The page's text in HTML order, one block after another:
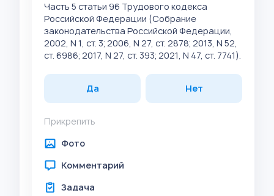
Часть 5 статьи 96 Трудового кодекса
Российской Федерации (Собрание
законодательства Российской Федерации,
2002, N 1, ст. 3; 2006, N 27, ст. 2878; 2013, N 52,
ст. 6986; 2017, N 27, ст. 393; 2021, N 47, ст. 7741).
Да Нет
Прикрепить
Фото
Комментарий
Задача